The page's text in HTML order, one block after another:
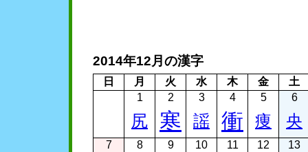
2014年12月の漢字
日 月 火 水 木 金
土
1
尻
2
寒
3
謡
4
衝
5
痩
6
央
7 8 9 10 11 12 13